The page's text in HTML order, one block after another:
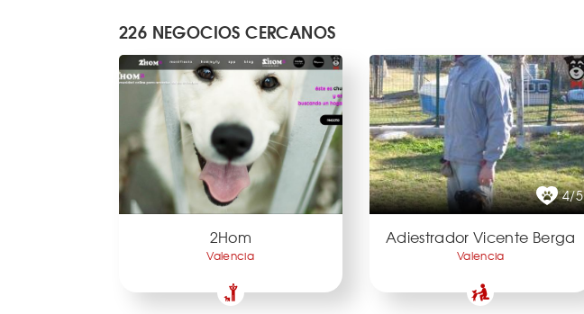
226 NEGOCIOS CERCANOS
2Hom
Valencia
4/5
Adiestrador Vicente Berga
Valencia